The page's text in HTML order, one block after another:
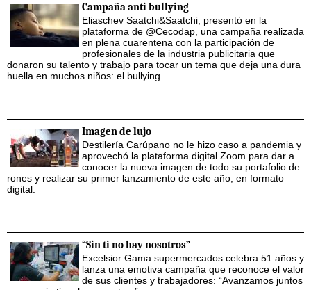
Campaña anti bullying
Eliaschev Saatchi&Saatchi, presentó en la
plataforma de @Cecodap, una campaña realizada
en plena cuarentena con la participación de
profesionales de la industria publicitaria que
donaron su talento y trabajo para tocar un tema que deja una dura
huella en muchos niños: el bullying.
Imagen de lujo
Destilería Carúpano no le hizo caso a pandemia y
aprovechó la plataforma digital Zoom para dar a
conocer la nueva imagen de todo su portafolio de
rones y realizar su primer lanzamiento de este año, en formato
digital.
“Sin ti no hay nosotros”
Excelsior Gama supermercados celebra 51 años y
lanza una emotiva campaña que reconoce el valor
de sus clientes y trabajadores: “Avanzamos juntos